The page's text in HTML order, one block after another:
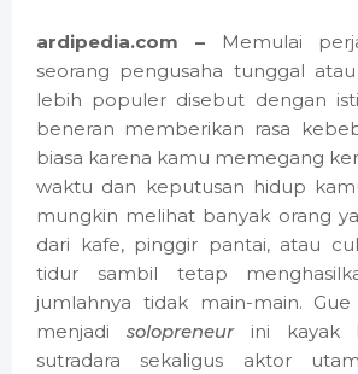
ardipedia.com –Memulai
seorang pengusaha tunggal
lebih populer disebut dengan
beneran memberikan rasa
biasa karena kamu memegang
waktu dan keputusan hidup
mungkin melihat banyak orang
dari kafe, pinggir pantai, atau
tidur sambil tetap
jumlahnya tidak main-main.
menjadi solopreneurini kayak
sutradara sekaligus aktor